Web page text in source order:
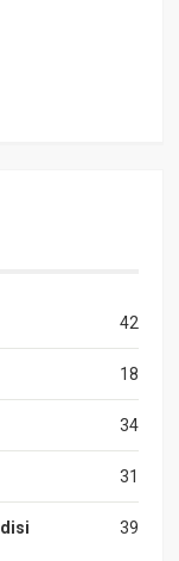
42
18
34
31
39